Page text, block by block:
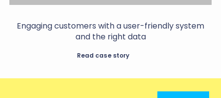
Engaging customers with a user-friendly system
and the right data
Read case story